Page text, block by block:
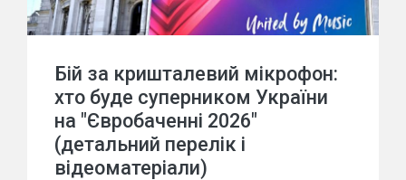
Бій за кришталевий мікрофон:
хто буде суперником України
на "Євробаченні 2026"
(детальний перелік і
відеоматеріали)